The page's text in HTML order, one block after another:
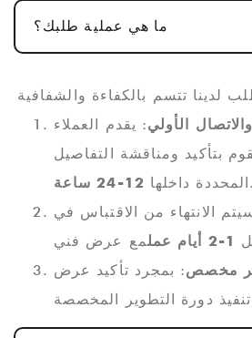
ما هي عملية طلبك؟
الأولي: يقدم العملاء
بتأكيد ومناقشة التفاصيل
المحددة داخلها 12-24 ساعة
.
الانتهاء من الاقتباس في
1-2 أيام عمل
مخصص: بمجرد تأكيد عرض
تنفيذ دورة التطوير المخصصة
. بالنسبة لمنتجات